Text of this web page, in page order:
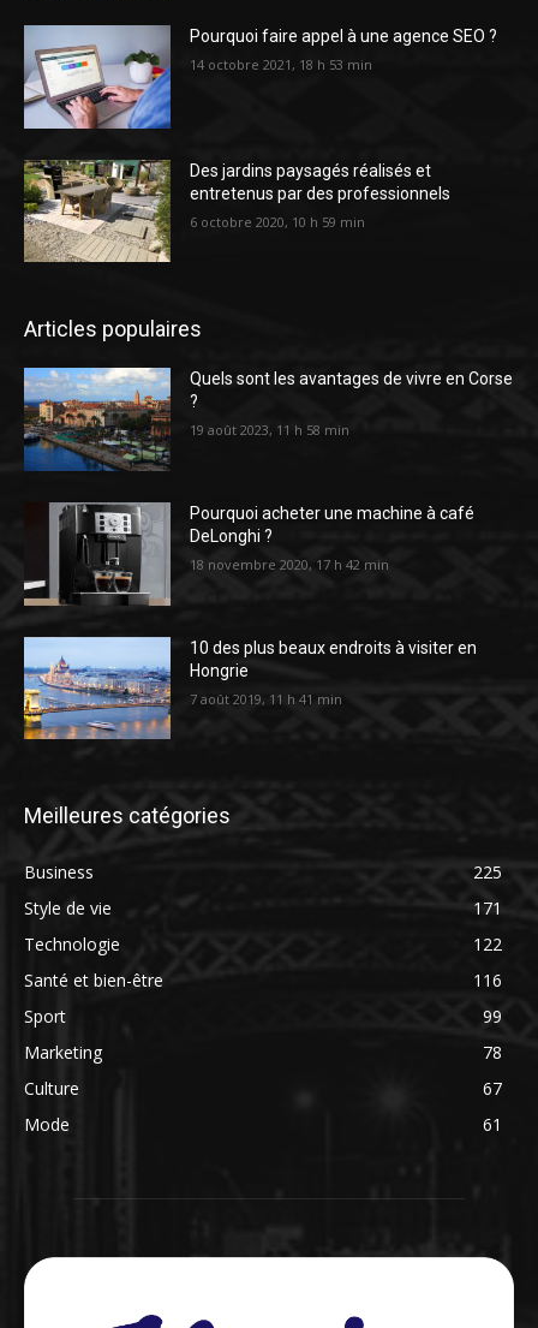
Pourquoi faire appel à une agence SEO ?
14 octobre 2021, 18 h 53 min
Des jardins paysagés réalisés et
entretenus par des professionnels
6 octobre 2020, 10 h 59 min
Articles populaires
Quels sont les avantages de vivre en Corse
?
19 août 2023, 11 h 58 min
Pourquoi acheter une machine à café
DeLonghi ?
18 novembre 2020, 17 h 42 min
10 des plus beaux endroits à visiter en
Hongrie
7 août 2019, 11 h 41 min
Meilleures catégories
Business
225
Style de vie
171
Technologie
122
Santé et bien-être
116
Sport
99
Marketing
78
Culture
67
Mode
61